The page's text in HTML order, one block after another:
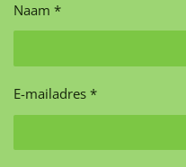
Naam *
E-mailadres *